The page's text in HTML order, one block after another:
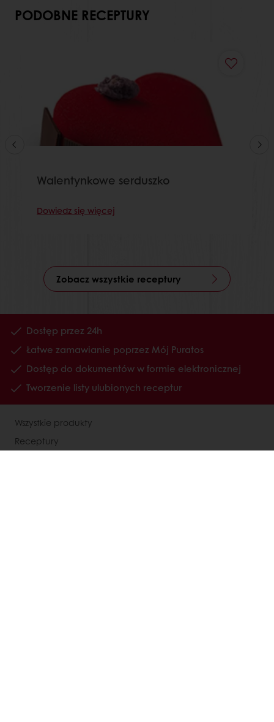
PODOBNE RECEPTURY
Walentynkowe serduszko
Dowiedz się więcej
Zobacz wszystkie receptury
Dostęp przez 24h
Łatwe zamawianie poprzez Mój Puratos
Dostęp do dokumentów w formie elektronicznej
Tworzenie listy ulubionych receptur
Wszystkie produkty
Receptury